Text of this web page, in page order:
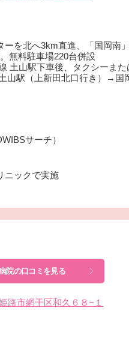
ーを北へ3km直進、「国岡南
無料駐車場220台併設
土山駅下車後、タクシーまた
山駅（上新田北口行き）→国
サーチ）
ニックで実施
院の口コミを見る
路市網干区和久６８−１